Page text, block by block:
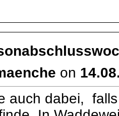
on
auch dabei,